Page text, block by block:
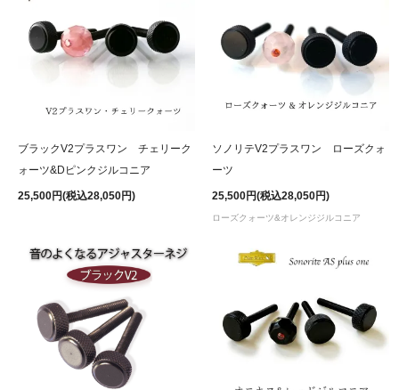
ブラックV2プラスワン チェリーク
ォーツ&Dピンクジルコニア
25,500円(税込28,050円)
ソノリテV2プラスワン ローズクォ
ーツ
25,500円(税込28,050円)
ローズクォーツ&オレンジジルコニア